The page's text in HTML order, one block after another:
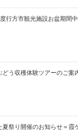
行方市観光施設お盆期間
どう収穫体験ツアーのご案
夏祭り開催のお知らせ＝霞